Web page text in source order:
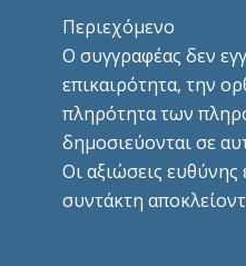
Περιεχόμενο
Ο συγγραφέας δεν
επικαιρότητα, την
πληρότητα των
δημοσιεύονται σε
Οι αξιώσεις ευθύνης
συντάκτη